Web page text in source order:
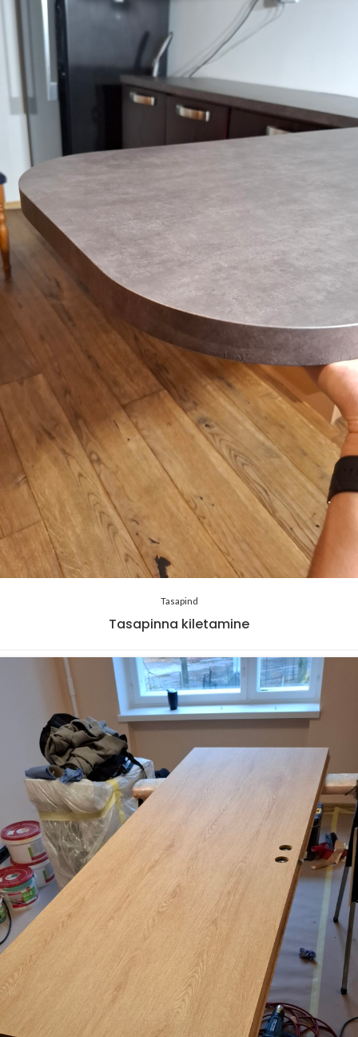
Tasapind
Tasapinna kiletamine